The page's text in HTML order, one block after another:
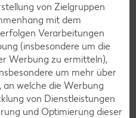
von Zielgruppen
mit dem
Verarbeitungen
(insbesondere um die
Werbung zu ermitteln),
um mehr über
welche die Werbung
von Dienstleistungen
und Optimierung dieser